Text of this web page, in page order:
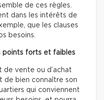
de ces règles.
dans les intérêts de
que les clauses
besoins.
points forts et faibles
de vente ou d’achat
de bien connaître son
qui conviennent